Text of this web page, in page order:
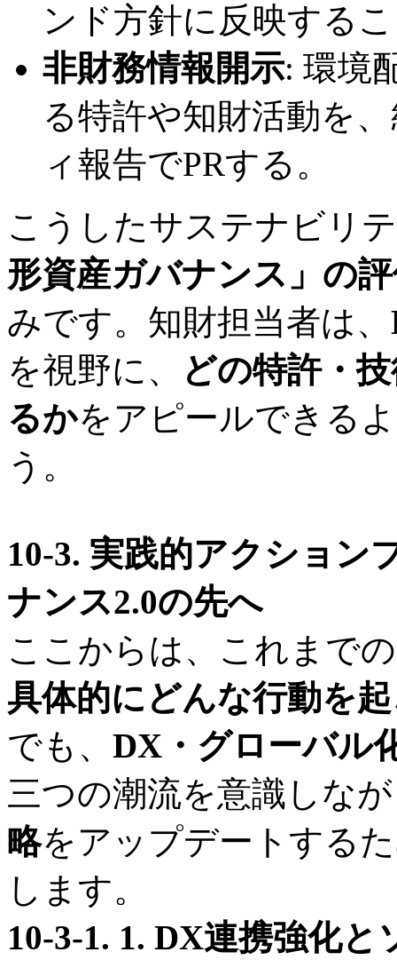
ンド方針に反映する
非財務情報開示: 環境
る特許や知財活動を
ィ報告でPRする。
こうしたサステナビリ
形資産ガバナンス」の
みです。知財担当者は、
を視野に、
どの特許・
るかをアピールできる
う。
10-3. 実践的アクショ
ナンス2.0の先へ
ここからは、これまで
具体的にどんな行動を
でも、 DX・グローバル
三つの潮流を意識しな
略をアップデートする
します。
10-3-1. 1. DX連携強化